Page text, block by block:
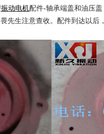
振动电机配件-轴承端盖和油压
先生注意查收。配件到达以后